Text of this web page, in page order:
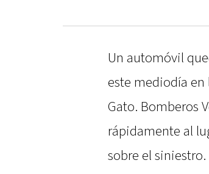
Un automóvil
este mediodía en
Gato. Bomberos
rápidamente al
sobre el siniestro.